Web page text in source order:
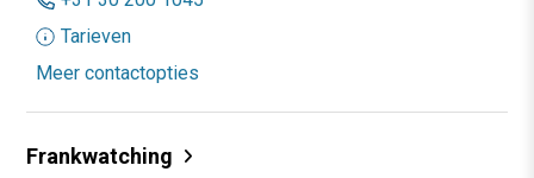
Tarieven
Meer contactopties
Frankwatching